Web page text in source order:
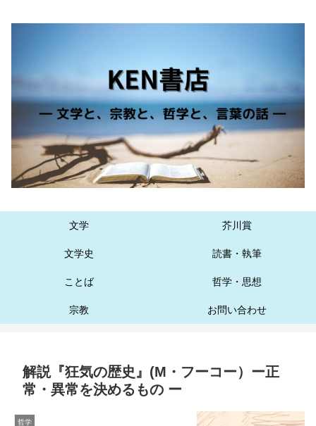
文学 芥川賞
文学史 読書・執筆
ことば 哲学・思想
宗教 お問い合わせ
解説『狂気の歴史』(M・フーコー）ー正
常・異常を決めるもの ー
哲学